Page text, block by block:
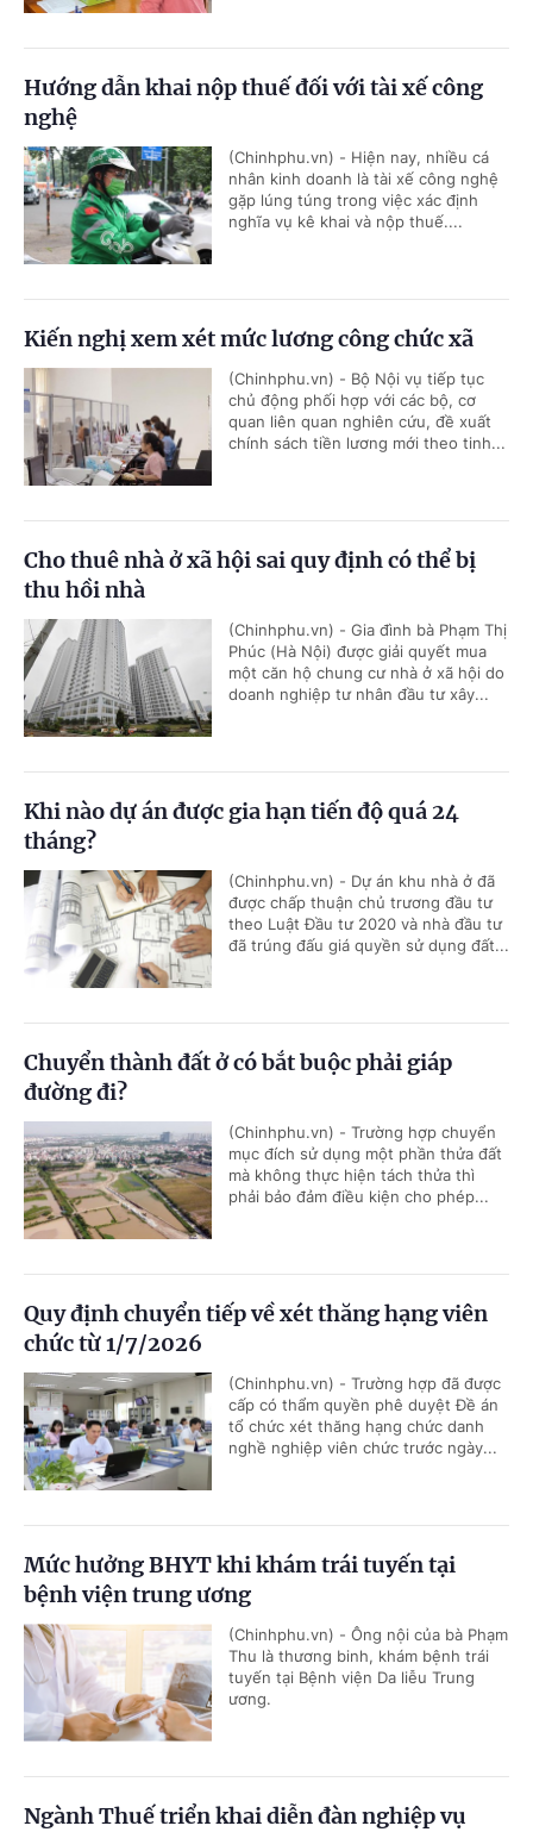
Hướng dẫn khai nộp thuế đối với tài xế công
nghệ
(Chinhphu.vn) - Hiện nay, nhiều cá
nhân kinh doanh là tài xế công nghệ
gặp lúng túng trong việc xác định
nghĩa vụ kê khai và nộp thuế....
Kiến nghị xem xét mức lương công chức xã
(Chinhphu.vn) - Bộ Nội vụ tiếp tục
chủ động phối hợp với các bộ, cơ
quan liên quan nghiên cứu, đề xuất
chính sách tiền lương mới theo tinh...
Cho thuê nhà ở xã hội sai quy định có thể bị
thu hồi nhà
(Chinhphu.vn) - Gia đình bà Phạm Thị
Phúc (Hà Nội) được giải quyết mua
một căn hộ chung cư nhà ở xã hội do
doanh nghiệp tư nhân đầu tư xây...
Khi nào dự án được gia hạn tiến độ quá 24
tháng?
(Chinhphu.vn) - Dự án khu nhà ở đã
được chấp thuận chủ trương đầu tư
theo Luật Đầu tư 2020 và nhà đầu tư
đã trúng đấu giá quyền sử dụng đất...
Chuyển thành đất ở có bắt buộc phải giáp
đường đi?
(Chinhphu.vn) - Trường hợp chuyển
mục đích sử dụng một phần thửa đất
mà không thực hiện tách thửa thì
phải bảo đảm điều kiện cho phép...
Quy định chuyển tiếp về xét thăng hạng viên
chức từ 1/7/2026
(Chinhphu.vn) - Trường hợp đã được
cấp có thẩm quyền phê duyệt Đề án
tổ chức xét thăng hạng chức danh
nghề nghiệp viên chức trước ngày...
Mức hưởng BHYT khi khám trái tuyến tại
bệnh viện trung ương
(Chinhphu.vn) - Ông nội của bà Phạm
Thu là thương binh, khám bệnh trái
tuyến tại Bệnh viện Da liễu Trung
ương.
Ngành Thuế triển khai diễn đàn nghiệp vụ